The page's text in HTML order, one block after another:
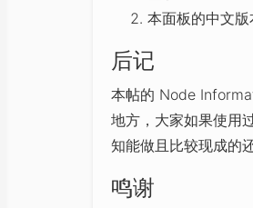
本面板的中文版
后记
本帖的 Node
地方，大家如果使用
知能做且比较现成的
鸣谢